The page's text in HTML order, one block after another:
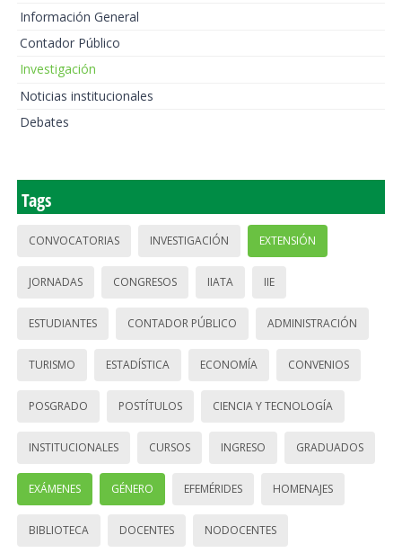
Información General
Contador Público
Investigación
Noticias institucionales
Debates
Tags
CONVOCATORIAS INVESTIGACIÓN EXTENSIÓN
JORNADAS CONGRESOS IIATA IIE
ESTUDIANTES CONTADOR PÚBLICO ADMINISTRACIÓN
TURISMO ESTADÍSTICA ECONOMÍA CONVENIOS
POSGRADO POSTÍTULOS CIENCIA Y TECNOLOGÍA
INSTITUCIONALES CURSOS INGRESO GRADUADOS
EXÁMENES GÉNERO EFEMÉRIDES HOMENAJES
BIBLIOTECA DOCENTES NODOCENTES